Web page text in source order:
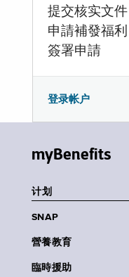
提交核实文件
申請補發福利
簽署申請
登录帐户
myBenefits
计划
SNAP
營養教育
臨時援助